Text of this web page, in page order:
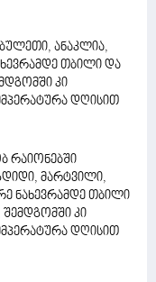
ანაკლია,
თბილი და
კი
დღისით
რაიონებში
მარტვილი,
ნახევრამდე თბილი
კი
დღისით